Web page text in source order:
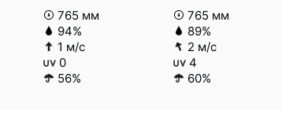
765 мм
94%
1 м/с
0
56%
765 мм
89%
2 м/с
4
60%